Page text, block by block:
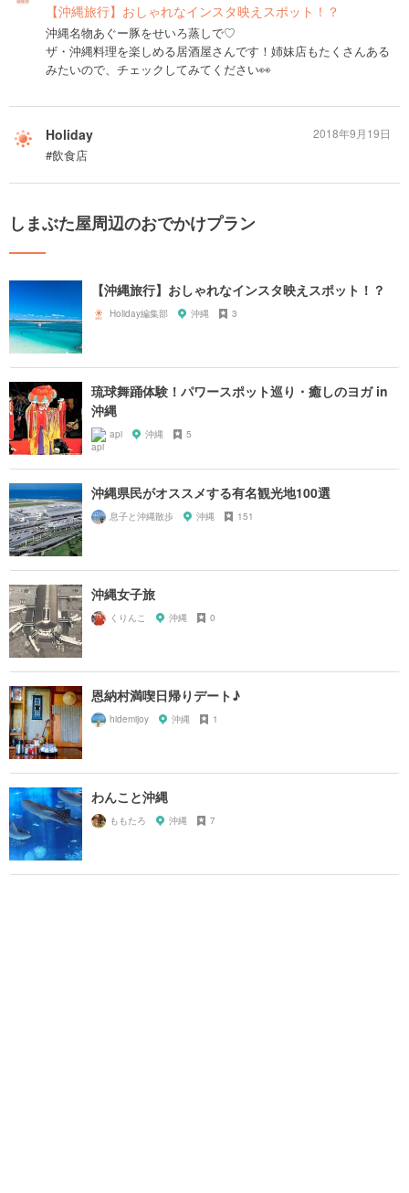
【沖縄旅行】おしゃれなインスタ映えスポット！？
沖縄名物あぐー豚をせいろ蒸しで♡
ザ・沖縄料理を楽しめる居酒屋さんです！姉妹店もたくさんある
みたいので、チェックしてみてください👀
Holiday
#飲食店
2018年9月19日
しまぶた屋周辺のおでかけプラン
【沖縄旅行】おしゃれなインスタ映えスポット！？
Holiday編集部 沖縄 3
琉球舞踊体験！パワースポット巡り・癒しのヨガ in
沖縄
api 沖縄 5
沖縄県民がオススメする有名観光地100選
息子と沖縄散歩 沖縄 151
沖縄女子旅
くりんこ 沖縄 0
恩納村満喫日帰りデート♪
hidemijoy 沖縄 1
わんこと沖縄
ももたろ 沖縄 7